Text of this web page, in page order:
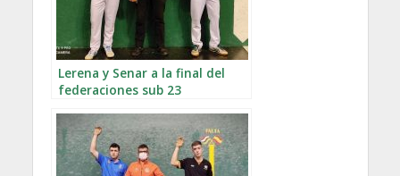
Lerena y Senar a la final del
federaciones sub 23